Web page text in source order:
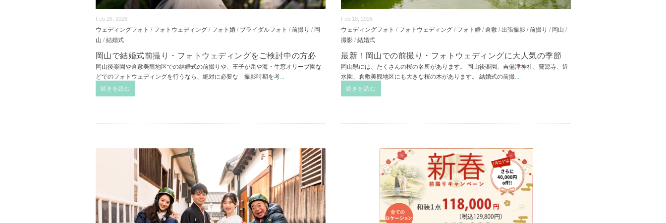
Feb 26, 2026
ウェディングフォト / フォトウェディング/ フォト婚/ ブライダルフォト / 前撮り / 岡
山 / 結婚式
岡山で結婚式前撮り・フォトウェディングをご検討中の方必
岡山後楽園や倉敷美観地区での結婚式の前撮りや、王子が岳や海・牛窓オリーブ園な
どでのフォトウェディングを行うなら、絶対に必要な「撮影時期を考...
続きを読む
Feb 18, 2026
ウェディングフォト / フォトウェディング / フォト婚 /倉敷 /出張撮影 /前撮り / 岡山 /
撮影 /結婚式
最新！岡山での前撮り・フォトウェディングに大人気の季節
岡山県には、たくさんの桜の名所があります。 岡山後楽園、吉備津神社、曹源寺、近
水園、倉敷美観地区にも大きな桜の木があります。 結婚式の前撮...
続きを読む